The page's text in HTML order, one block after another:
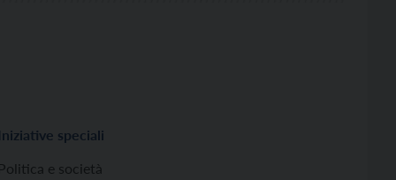
Iniziative speciali
Politica e società